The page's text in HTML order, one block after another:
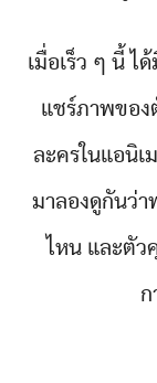
เมื่อเร็ว ๆ นี้ ไ
แชร์ภาพของ
ละครในแอนิเ
มาลองดูกันว่า
ไหน และตัว
ก